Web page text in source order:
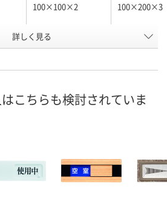
100×100×2 100×200×3
男
スタンドタ
付
6点 4点
カゴへ
数量
カ
詳しく見る
こちらも検討されていま